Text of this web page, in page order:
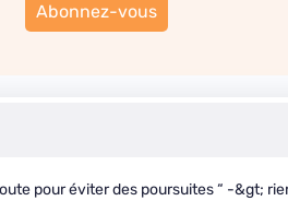
Abonnez-vous
pour éviter des poursuites “ -&gt;